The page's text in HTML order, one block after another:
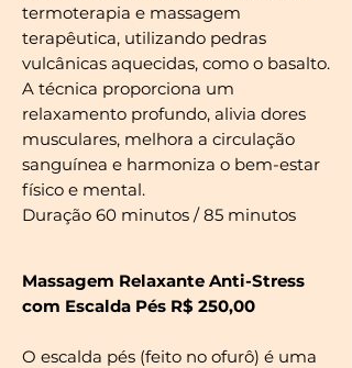
termoterapia e massagem
terapêutica, utilizando pedras
vulcânicas aquecidas, como o basalto.
A técnica proporciona um
relaxamento profundo, alivia dores
musculares, melhora a circulação
sanguínea e harmoniza o bem-estar
físico e mental.
Duração 60 minutos / 85 minutos
Massagem Relaxante Anti-Stress
com Escalda Pés R$ 250,00
O escalda pés (feito no ofurô) é uma